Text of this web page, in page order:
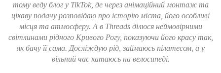
тому веду блог у TikTok, де через анімаційний монтаж та
цікаву подачу розповідаю про історію міста, його особливі
місця та атмосферу. А в Threads ділюся неймовірними
світлинами рідного Кривого Рогу, показуючи його красу так,
як бачу її сама. Досліждую рід, займаюсь пілатесом, а у
вільний час катаюсь на велосипеді.